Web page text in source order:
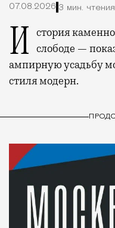
07.08.2026 3 мин. чтения
История каменного строения в Мещанской слободе —
ампирную усадьбу
стиля модерн.